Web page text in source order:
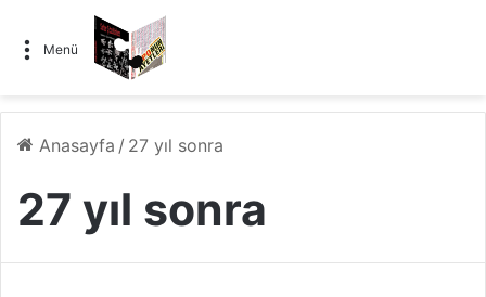
Menü
Anasayfa / 27 yıl sonra
27 yıl sonra